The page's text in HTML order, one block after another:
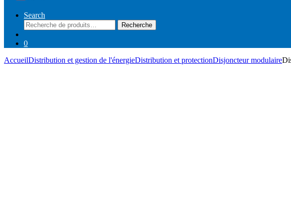
Search
Recherche
pour :
Recherche
0
AccueilDistribution et gestion de l'énergieDistribution et protectionDisjoncteur modulaire